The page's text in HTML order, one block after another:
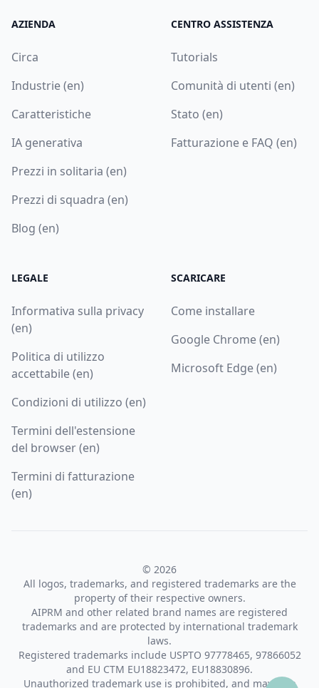
AZIENDA
Circa
Industrie (en)
Caratteristiche
IA generativa
Prezzi in solitaria (en)
Prezzi di squadra (en)
Blog (en)
CENTRO ASSISTENZA
Tutorials
Comunità di utenti (en)
Stato (en)
Fatturazione e FAQ (en)
LEGALE
Informativa sulla privacy
(en)
Politica di utilizzo
accettabile (en)
Condizioni di utilizzo (en)
Termini dell'estensione
del browser (en)
Termini di fatturazione
(en)
SCARICARE
Come installare
Google Chrome (en)
Microsoft Edge (en)
© 2026
All logos, trademarks, and registered trademarks are the
property of their respective owners.
AIPRM and other related brand names are registered
trademarks and are protected by international trademark
laws.
Registered trademarks include USPTO 97778465, 97866052
and EU CTM EU18823472, EU18830896.
Unauthorized trademark use is prohibited, and may be a